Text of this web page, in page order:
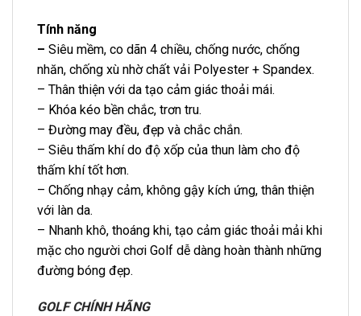
Tính năng
– Siêu mềm, co dãn 4 chiều, chống nước, chống
nhăn, chống xù nhờ chất vải Polyester + Spandex.
– Thân thiện với da tạo cảm giác thoải mái.
– Khóa kéo bền chắc, trơn tru.
– Đường may đều, đẹp và chắc chắn.
– Siêu thấm khí do độ xốp của thun làm cho độ
thấm khí tốt hơn.
– Chống nhạy cảm, không gậy kích ứng, thân thiện
với làn da.
– Nhanh khô, thoáng khi, tạo cảm giác thoải mải khi
mặc cho người chơi Golf dễ dàng hoàn thành những
đường bóng đẹp.
GOLF CHÍNH HÃNG